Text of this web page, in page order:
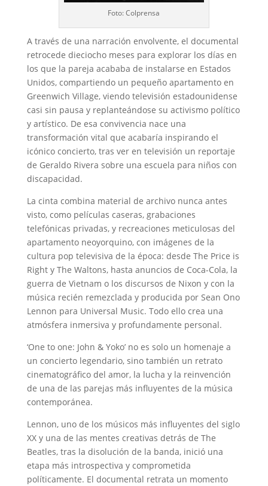
Foto: Colprensa
A través de una narración envolvente, el documental
retrocede dieciocho meses para explorar los días en
los que la pareja acababa de instalarse en Estados
Unidos, compartiendo un pequeño apartamento en
Greenwich Village, viendo televisión estadounidense
casi sin pausa y replanteándose su activismo político
y artístico. De esa convivencia nace una
transformación vital que acabaría inspirando el
icónico concierto, tras ver en televisión un reportaje
de Geraldo Rivera sobre una escuela para niños con
discapacidad.
La cinta combina material de archivo nunca antes
visto, como películas caseras, grabaciones
telefónicas privadas, y recreaciones meticulosas del
apartamento neoyorquino, con imágenes de la
cultura pop televisiva de la época: desde The Price is
Right y The Waltons, hasta anuncios de Coca-Cola, la
guerra de Vietnam o los discursos de Nixon y con la
música recién remezclada y producida por Sean Ono
Lennon para Universal Music. Todo ello crea una
atmósfera inmersiva y profundamente personal.
‘One to one: John & Yoko’ no es solo un homenaje a
un concierto legendario, sino también un retrato
cinematográfico del amor, la lucha y la reinvención
de una de las parejas más influyentes de la música
contemporánea.
Lennon, uno de los músicos más influyentes del siglo
XX y una de las mentes creativas detrás de The
Beatles, tras la disolución de la banda, inició una
etapa más introspectiva y comprometida
políticamente. El documental retrata un momento